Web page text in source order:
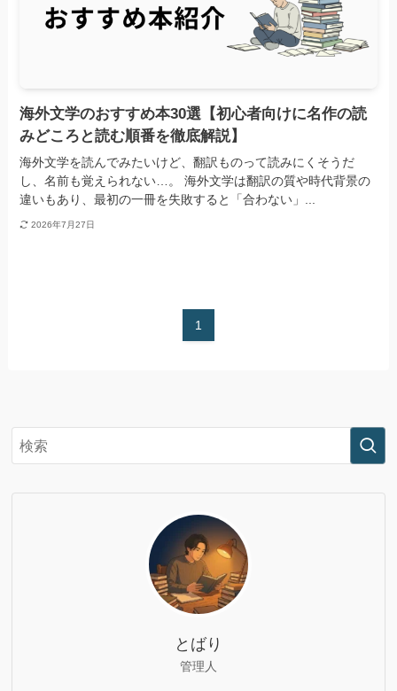
海外文学のおすすめ本30選【初心者向けに名作の読
みどころと読む順番を徹底解説】
海外文学を読んでみたいけど、翻訳ものって読みにくそうだ
し、名前も覚えられない…。 海外文学は翻訳の質や時代背景の
違いもあり、最初の一冊を失敗すると「合わない」...
2026年7月27日
1
とばり
管理人